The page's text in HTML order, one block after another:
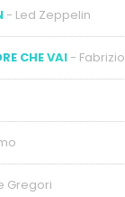
- Led Zeppelin
CHE VAI-
Gregori